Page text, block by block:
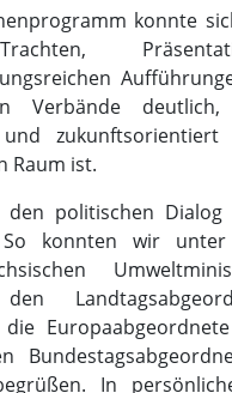
politischen
So konnten wir
, die
In
wir uns mit ihnen
und
aus – von
bis
für